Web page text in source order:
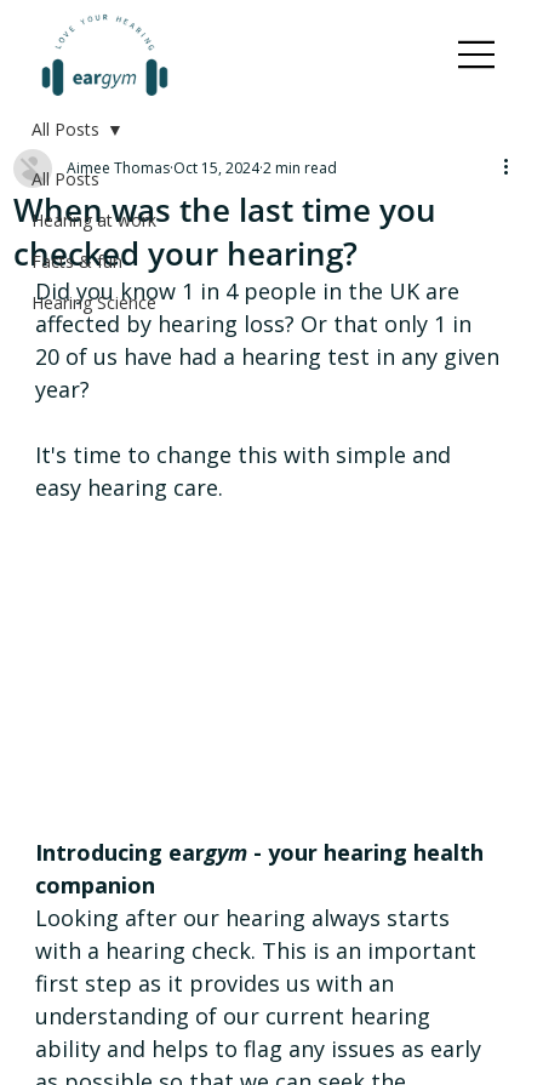
All Posts
Hearing at work
Facts & fun
Hearing Science
All Posts
When was the last time you
checked your hearing?
Aimee Thomas Oct 15, 20242 min read
Did you know 1 in 4 people in the UK are
affected by hearing loss? Or that only 1 in
20 of us have had a hearing test in any given
year?
It's time to change this with simple and
easy hearing care.
Introducing eargym - your hearing health
companion
Looking after our hearing always starts
with a hearing check. This is an important
first step as it provides us with an
understanding of our current hearing
ability and helps to flag any issues as early